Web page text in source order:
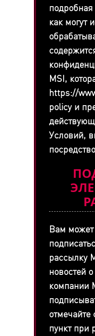
как могут
MSI,
https://
policy и
Условий,
Вам
рассылку
новостей
компании
отмечайте
пункт при